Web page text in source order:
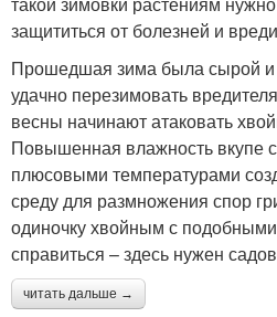
защититься от болезней и
Прошедшая зима была сырой и
удачно перезимовать
весны начинают атаковать
Повышенная влажность вкупе
плюсовыми температурами
среду для размножения спор
одиночку хвойным с
справиться – здесь нужен
читать дальше →